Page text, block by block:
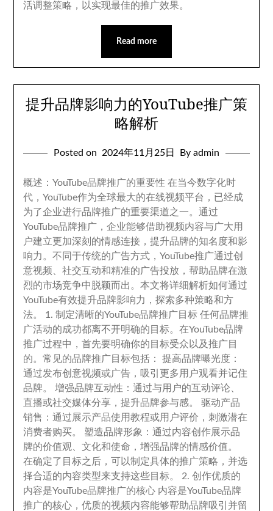
活调整策略 ， 以实现最佳的推广效果。
Read more
提升品牌影响力的YouTube推广策
略解析
Posted on 2024年11月25日 By admin
概述 ：YouTube品牌推广的重要性 在当今数字化时
代 ，YouTube作为全球最大的在线视频平台 ， 已经成
为了企业进行品牌推广的重要渠道之一。通过
YouTube品牌推广 ，企业能够借助视频内容与广大用
户建立更加深刻的情感连接 ，提升品牌的知名度和影
响力 。不同于传统的广告方式 ，YouTube推广通过创
意视频 、社交互动和精准的广告投放 ，帮助品牌在激
烈的市场竞争中脱颖而出 。本文将详细解析如何通过
YouTube有效提升品牌影响力 ，探索多种策略和方
法。 1.制定清晰的YouTube品牌推广目标 任何品牌推
广活动的成功都离不开明确的目标。在YouTube品牌
推广过程中 ，首先要明确你的目标受众以及推广目
的。常见的品牌推广目标包括 ：提高品牌曝光度 ：
通过发布创意视频或广告 ， 吸引更多用户观看并记住
品牌。增强品牌互动性 ：通过与用户的互动评论
直播或社交媒体分享 ，提升品牌参与感。驱动产品
销售 ：通过展示产品使用教程或用户评价 ，刺激潜在
消费者购买。 塑造品牌形象 ：通过内容创作展示品
牌的价值观 、文化和使命 ，增强品牌的情感价值。
在确定了目标之后 ， 可以制定具体的推广策略 ， 并选
择合适的内容类型来支持这些目标。 2.创作优质的
内容是YouTube品牌推广的核心 内容是YouTube品牌
推广的核心 ，优质的视频内容能够帮助品牌吸引并留